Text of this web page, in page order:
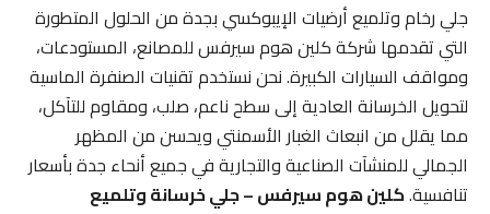
جلي رخام وتلميع أرضيات الإيبوكسي بجدة من الحلول المتطورة
التي تقدمها شركة كلين هوم سيرفس للمصانع، المستودعات،
ومواقف السيارات الكبيرة. نحن نستخدم تقنيات الصنفرة الماسية
لتحويل الخرسانة العادية إلى سطح ناعم، صلب، ومقاوم للتآكل،
مما يقلل من انبعاث الغبار الأسمنتي ويحسن من المظهر
الجمالي للمنشآت الصناعية والتجارية في جميع أنحاء جدة بأسعار
تنافسية.كلين هوم سيرفس – جلي خرسانة وتلميع